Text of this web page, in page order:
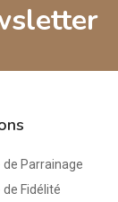
Parrainage
Fidélité